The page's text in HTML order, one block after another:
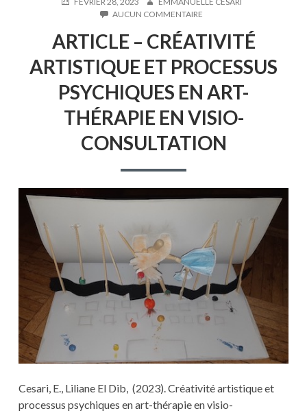
AUCUN COMMENTAIRE
–
CRÉATIVITÉ
ARTISTIQUE
ET
PROCESSUS
PSYCHIQUES
EN
ART-
THÉRAPIE
EN
ARTICLE – CRÉATIVITÉ
ARTISTIQUE ET PROCESSUS
PSYCHIQUES EN ART-
THÉRAPIE EN VISIO-
CONSULTATION
Cesari, E., Liliane El Dib, (2023). Créativité artistique et
processus psychiques en art-thérapie en visio-